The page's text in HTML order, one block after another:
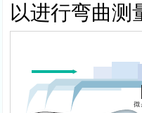
以进行弯曲测